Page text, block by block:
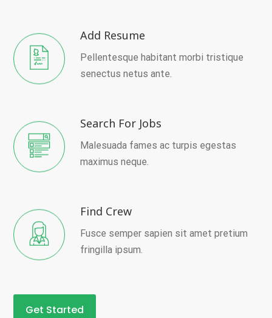
Add Resume
Pellentesque habitant morbi tristique
senectus netus ante.
Search For Jobs
Malesuada fames ac turpis egestas
maximus neque.
Find Crew
Fusce semper sapien sit amet pretium
fringilla ipsum.
Get Started